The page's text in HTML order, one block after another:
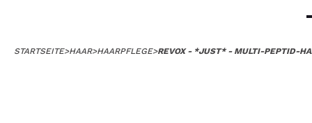
STARTSEITE>HAAR>HAARPFLEGE>REVOX - *JUST* - MULTI-PEPTID-